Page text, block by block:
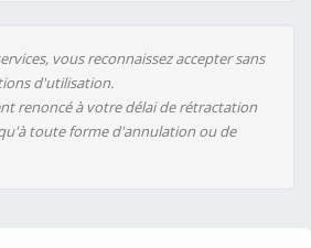
vous reconnaissez accepter sans
d'utilisation.
renoncé à votre délai de rétractation
toute forme d'annulation ou de